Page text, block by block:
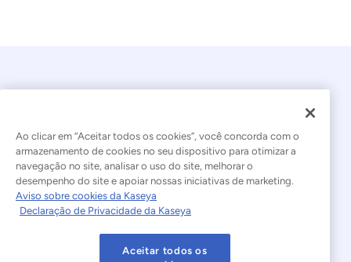
© 2026 Kaseya. Todos os direitos reservados.
Português Brasileiro
Declaração sobre a Escravidão Moderna
Ao clicar em “Aceitar todos os cookies”, você concorda com o
armazenamento de cookies no seu dispositivo para otimizar a
navegação no site, analisar o uso do site, melhorar o
desempenho do site e apoiar nossas iniciativas de marketing.
Aviso sobre cookies da Kaseya
Declaração de Privacidade da Kaseya
Aceitar todos os